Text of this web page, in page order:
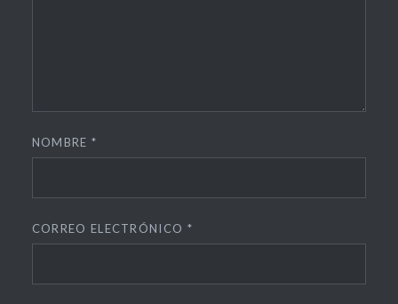
NOMBRE *
CORREO ELECTRÓNICO *